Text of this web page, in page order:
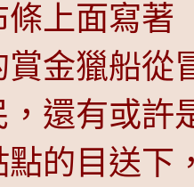
上面寫著
賞金獵船從
還有或許
點的目送下